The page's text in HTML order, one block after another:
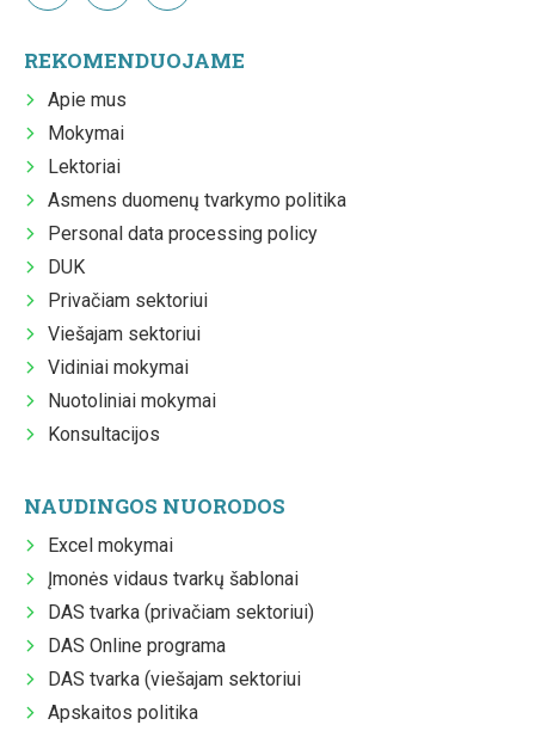
REKOMENDUOJAME
Apie mus
Mokymai
Lektoriai
Asmens duomenų tvarkymo politika
Personal data processing policy
DUK
Privačiam sektoriui
Viešajam sektoriui
Vidiniai mokymai
Nuotoliniai mokymai
Konsultacijos
NAUDINGOS NUORODOS
Excel mokymai
Įmonės vidaus tvarkų šablonai
DAS tvarka (privačiam sektoriui)
DAS Online programa
DAS tvarka (viešajam sektoriui
Apskaitos politika